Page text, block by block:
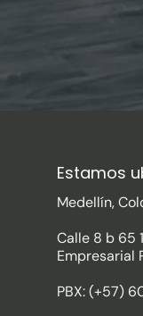
Estamos
Medellín,
Calle 8 b 65
Empresarial
PBX: (+57)